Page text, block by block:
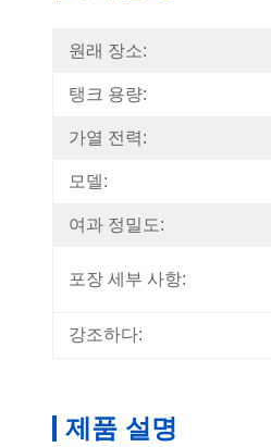
원래 장소:
탱크 용량:
가열 전력:
모델:
여과 정밀도:
포장 세부 사항:
강조하다:
제품 설명